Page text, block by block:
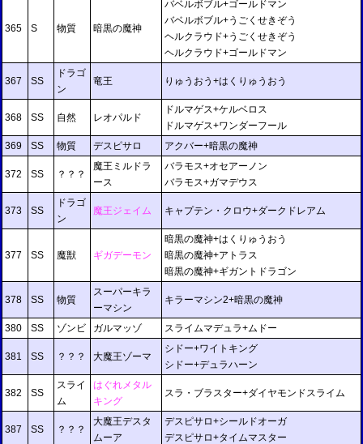
365 S 物質 暗黒の魔神
バベルボブル+ゴールドマン
バベルボブル+うごくせきぞう
ヘルクラウド+うごくせきぞう
ヘルクラウド+ゴールドマン
367 SS
ドラゴ
ン
竜王 りゅうおう+はくりゅうおう
368 SS 自然 レオパルド
ドルマゲス+ケルベロス
ドルマゲス+ワンダーフール
369
SS 物質 デスピサロ アクバー+暗黒の魔神
372 SS ？？？
魔王ミルドラ
ース
バラモス+オセアーノン
バラモス+ガマデウス
373 SS
ドラゴ
ン
魔王ジェイム キャプテン・クロウ+ダークドレアム
377 SS 魔獣 ギガデーモン
暗黒の魔神+はくりゅうおう
暗黒の魔神+アトラス
暗黒の魔神+ギガントドラゴン
378 SS 物質
スーパーキラ
ーマシン
キラーマシン2+暗黒の魔神
380 SS ゾンビ ガルマッゾ スライムマデュラ+ムドー
381 SS ？？？ 大魔王ゾーマ
シドー+ワイトキング
シドー+デュラハーン
382 SS
スライ
ム
はぐれメタル
キング
スラ・ブラスター+ダイヤモンドスライム
387 SS ？？？
大魔王デスタ
ムーア
デスピサロ+シールドオーガ
デスピサロ+タイムマスター